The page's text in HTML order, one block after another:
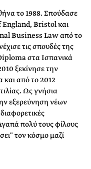
το 1988. Σπούδασε
Bristol και
Business Law από το
τις σπουδές της
στα Ισπανικά
ξεκίνησε την
και από το 2012
Ως γνήσια
εξερεύνηση νέων
πολύ τους φίλους
τον κόσμο μαζί